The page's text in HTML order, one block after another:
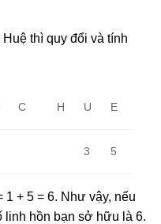
thì quy đổi và tính
C H U E
3 5
1 + 5 = 6. Như vậy, nếu
linh hồn bạn sở hữu là 6.